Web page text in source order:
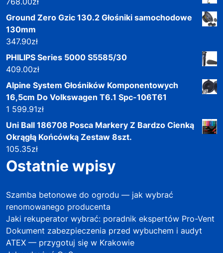
Ground Zero Gzic 130.2 Głośniki samochodowe
130mm
347.90zł
PHILIPS Series 5000 S5585/30
409.00zł
Alpine System Głośników Komponentowych
16,5cm Do Volkswagen T6.1 Spc-106T61
1 599.91zł
Uni Ball 186708 Posca Markery Z Bardzo Cienką
Okrągłą Końcówką Zestaw 8szt.
105.35zł
Ostatnie wpisy
Szamba betonowe do ogrodu — jak wybrać
renomowanego producenta
Jaki rekuperator wybrać: poradnik ekspertów Pro-Vent
Dokument zabezpieczenia przed wybuchem i audyt
ATEX — przygotuj się w Krakowie